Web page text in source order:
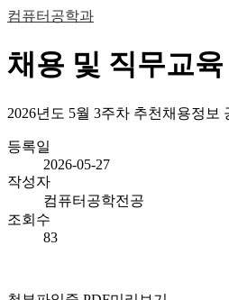
컴퓨터공학과
채용 및 직무교육
2026년도 5월 3주차 추천채용정보
등록일
2026-05-27
작성자
컴퓨터공학전공
조회수
83